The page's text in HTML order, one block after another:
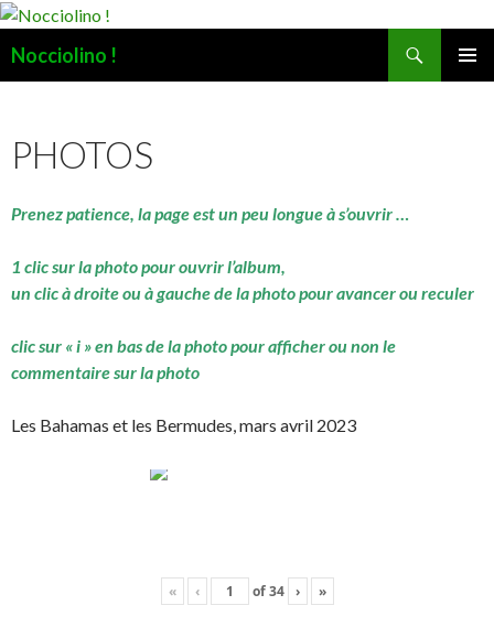
Nocciolino !
PHOTOS
Prenez patience, la page est un peu longue à s’ouvrir …
1 clic sur la photo pour ouvrir l’album,
un clic à droite ou à gauche de la photo pour avancer ou reculer
clic sur « i » en bas de la photo pour afficher ou non le
commentaire sur la photo
Les Bahamas et les Bermudes, mars avril 2023
« ‹ of34 › »